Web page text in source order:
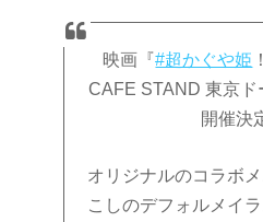
映画『#超かぐや姫
CAFE STAND 東京ド
開催決
オリジナルのコラボ
こしのデフォルメイ